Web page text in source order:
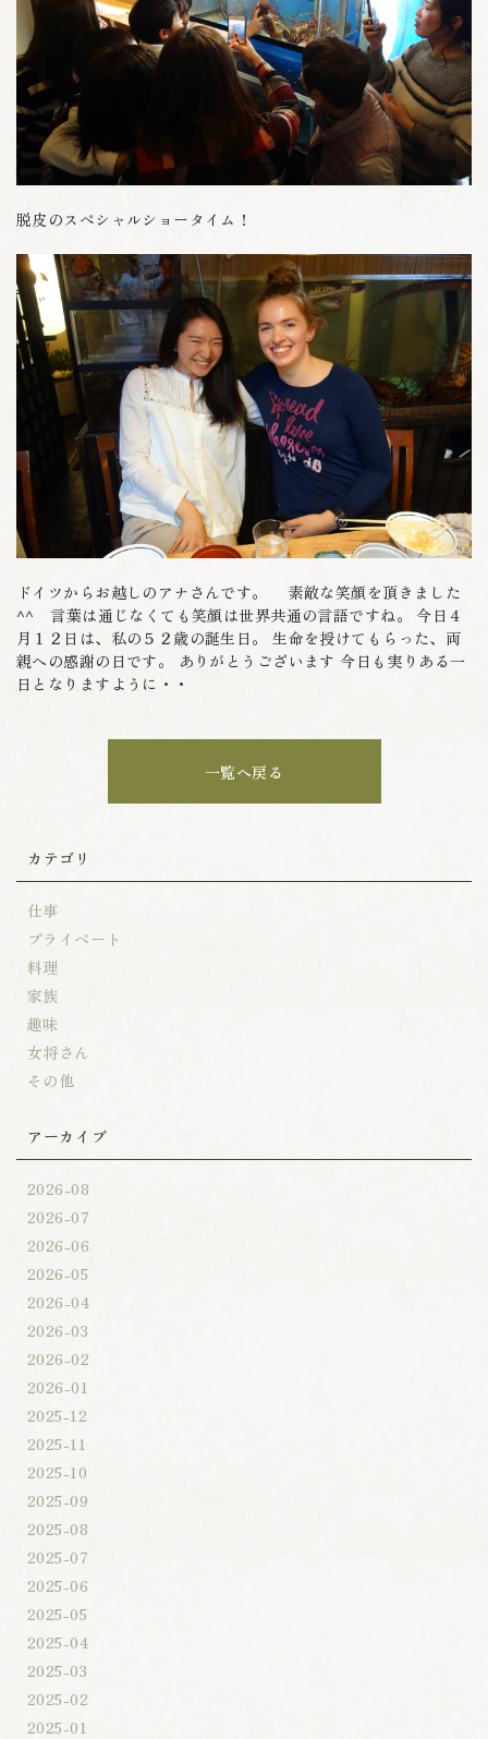
脱皮のスペシャルショータイム！
ドイツからお越しのアナさんです。 素敵な笑顔を頂きました
^^ 言葉は通じなくても笑顔は世界共通の言語ですね。 今日４
月１２日は、私の５２歳の誕生日。 生命を授けてもらった、両
親への感謝の日です。 ありがとうございます 今日も実りある一
日となりますように・・
一覧へ戻る
カテゴリ
仕事
プライベート
料理
家族
趣味
女将さん
その他
アーカイブ
2026-08
2026-07
2026-06
2026-05
2026-04
2026-03
2026-02
2026-01
2025-12
2025-11
2025-10
2025-09
2025-08
2025-07
2025-06
2025-05
2025-04
2025-03
2025-02
2025-01